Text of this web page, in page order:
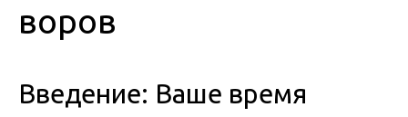
воров
Введение: Ваше время